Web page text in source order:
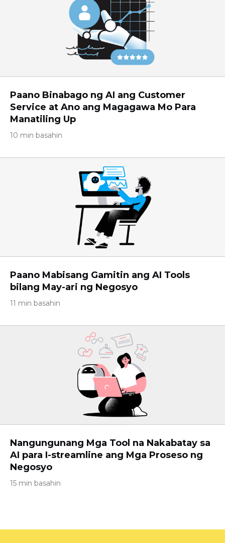
Paano Binabago ng AI ang Customer
Service at Ano ang Magagawa Mo Para
Manatiling Up
10 min basahin
Paano Mabisang Gamitin ang AI Tools
bilang May-ari ng Negosyo
11 min basahin
Nangungunang Mga Tool na Nakabatay sa
AI para I-streamline ang Mga Proseso ng
Negosyo
15 min basahin